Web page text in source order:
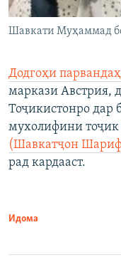
Шавкати Муҳаммад
Додгоҳи
маркази Австрия,
Тоҷикистонро дар
мухолифини тоҷик
(Шавкатҷон
рад кардааст.
Идома